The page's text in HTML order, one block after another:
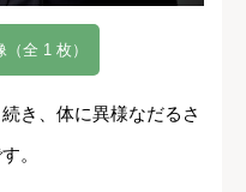
全 1 枚）
き、体に異様なだるさ
。